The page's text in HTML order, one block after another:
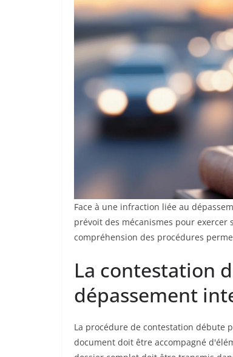
Face à une infraction liée au
prévoit des mécanismes pour
compréhension des procédures
La contestation
dépassement
La procédure de contestation débute
document doit être accompagné